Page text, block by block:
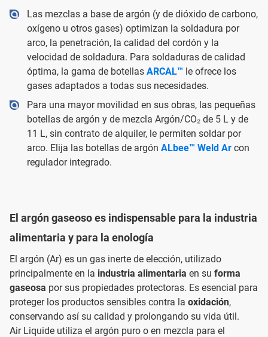
Las mezclas a base de argón (y de dióxido de carbono,
oxígeno u otros gases) optimizan la soldadura por
arco, la penetración, la calidad del cordón y la
velocidad de soldadura. Para soldaduras de calidad
óptima, la gama de botellas ARCAL™ le ofrece los
gases adaptados a todas sus necesidades.
Para una mayor movilidad en sus obras, las pequeñas
botellas de argón y de mezcla Argón/CO₂ de 5 L y de
11 L, sin contrato de alquiler, le permiten soldar por
arco. Elija las botellas de argón ALbee™ Weld Arcon
regulador integrado.
El argón gaseoso es indispensable para la industria
alimentaria y para la enología
El argón (Ar) es un gas inerte de elección, utilizado
principalmente en la industria alimentaria en su forma
gaseosa por sus propiedades protectoras. Es esencial para
proteger los productos sensibles contra la oxidación,
conservando así su calidad y prolongando su vida útil.
Air Liquide utiliza el argón puro o en mezcla para el